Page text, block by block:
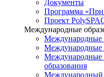
Документы
Программа
Проект
Международные
Международные
Международные
Международные
образования